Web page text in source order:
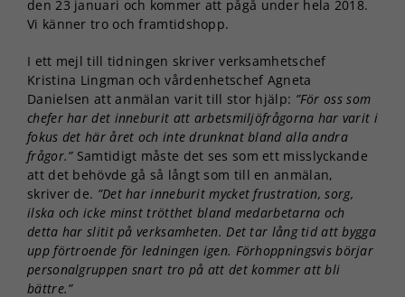
den 23 januari och kommer att pågå under hela 2018.
Vi känner tro och framtidshopp.
I ett mejl till tidningen skriver verksamhetschef
Kristina Lingman och vårdenhetschef Agneta
Danielsen att anmälan varit till stor hjälp: ”För oss som
chefer har det inneburit att arbetsmiljöfrågorna har varit i
fokus det här året och inte drunknat bland alla andra
frågor.”Samtidigt måste det ses som ett misslyckande
att det behövde gå så långt som till en anmälan,
skriver de. ”Det har inneburit mycket frustration, sorg,
ilska och icke minst trötthet bland medarbetarna och
detta har slitit på verksamheten. Det tar lång tid att bygga
upp förtroende för ledningen igen. Förhoppningsvis börjar
personalgruppen snart tro på att det kommer att bli
bättre.”